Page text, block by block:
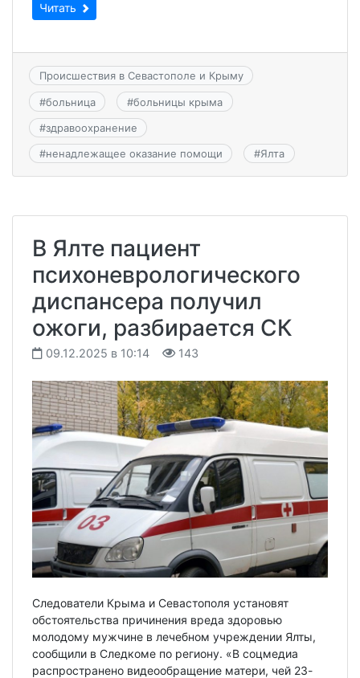
Читать
Происшествия в Севастополе и Крыму
#больница #больницы крыма
#здравоохранение
#ненадлежащее оказание помощи #Ялта
В Ялте пациент
психоневрологического
диспансера получил
ожоги, разбирается СК
09.12.2025 в 10:14 143
Следователи Крыма и Севастополя установят
обстоятельства причинения вреда здоровью
молодому мужчине в лечебном учреждении Ялты,
сообщили в Следкоме по региону. «В соцмедиа
распространено видеообращение матери, чей 23-